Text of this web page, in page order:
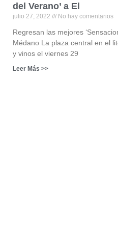
del Verano’ a El
julio 27, 2022 No hay comentarios
Regresan las mejores
Médano La plaza central en el
y vinos el viernes 29
Leer Más >>